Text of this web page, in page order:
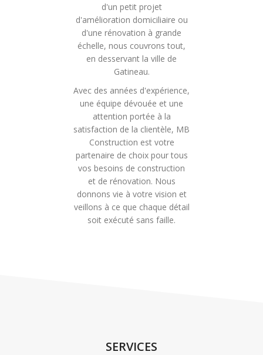
d'un petit projet
d'amélioration domiciliaire ou
d'une rénovation à grande
échelle, nous couvrons tout,
en desservant la ville de
Gatineau.
Avec des années d'expérience,
une équipe dévouée et une
attention portée à la
satisfaction de la clientèle, MB
Construction est votre
partenaire de choix pour tous
vos besoins de construction
et de rénovation. Nous
donnons vie à votre vision et
veillons à ce que chaque détail
soit exécuté sans faille.
SERVICES